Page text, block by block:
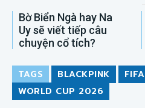
Bờ Biển Ngà hay Na
Uy sẽ viết tiếp câu
chuyện cổ tích?
TAGS BLACKPINK FIFA
WORLD CUP 2026